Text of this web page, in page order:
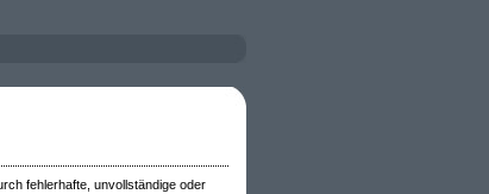
fehlerhafte, unvollständige oder